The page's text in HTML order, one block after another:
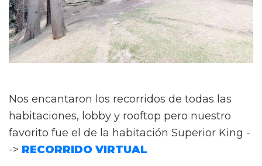
Nos encantaron los recorridos de todas las
habitaciones, lobby y rooftop pero nuestro
favorito fue el de la habitación Superior King -
-> RECORRIDO VIRTUAL